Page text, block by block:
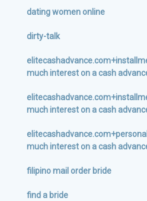
dating women online
dirty-talk
much interest on a cash
much interest on a cash
much interest on a cash
filipino mail order bride
find a bride